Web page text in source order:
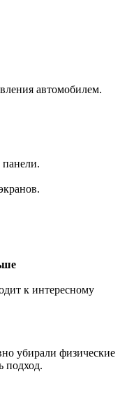
автомобилем.
к интересному
убирали физические
подход.